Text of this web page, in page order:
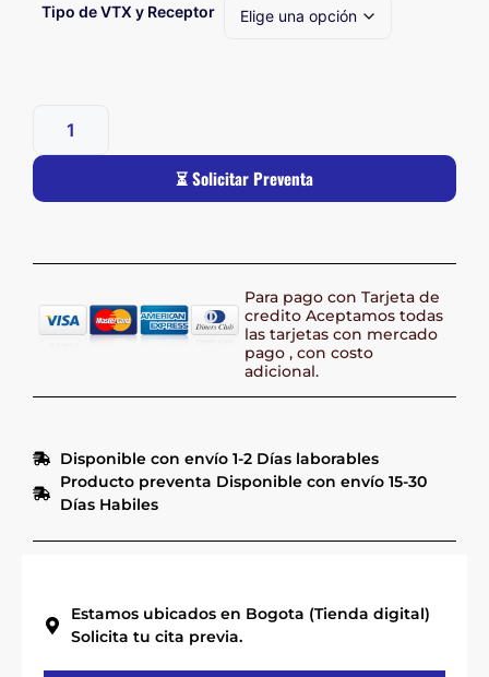
Tipo de VTX y Receptor
⏳ Solicitar Preventa
Para pago con Tarjeta de
credito Aceptamos todas
las tarjetas con mercado
pago , con costo
adicional.
Disponible con envío 1-2 Días laborables
Producto preventa Disponible con envío 15-30
Días Habiles
Estamos ubicados en Bogota (Tienda digital)
Solicita tu cita previa.